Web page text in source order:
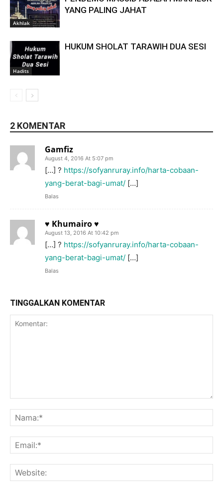
Akhlak
YANG PALING JAHAT
Hadits
HUKUM SHOLAT TARAWIH DUA SESI
2 KOMENTAR
Gamfiz
August 4, 2016 At 5:07 pm
[…] ? https://sofyanruray.info/harta-cobaan-
yang-berat-bagi-umat/ […]
Balas
♥ Khumairo ♥
August 13, 2016 At 10:42 pm
[…] ? https://sofyanruray.info/harta-cobaan-
yang-berat-bagi-umat/ […]
Balas
TINGGALKAN KOMENTAR